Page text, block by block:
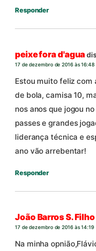
Responder
peixe fora d'agua
17 de dezembro de 2016 às 16:48
Estou muito feliz com
de bola, camisa 10,
nos anos que jogou
passes e grandes
liderança técnica e
ano vão arrebentar!
Responder
João Barros S.
17 de dezembro de 2016 às 14:19
Na minha